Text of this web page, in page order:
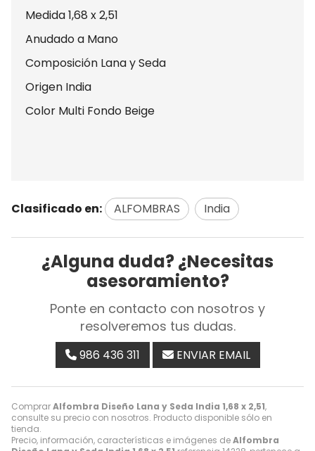
ComprarAlfombra Diseño Lana y Seda India 1,68 x 2,51,
consulte su precio con nosotros. Producto disponible sólo en
tienda.
Precio, información, características e imágenes deAlfombra
Medida 1,68 x 2,51
Anudado a Mano
Composición Lana y Seda
Origen India
Color Multi Fondo Beige
Clasificado en: ALFOMBRAS India
¿Alguna duda? ¿Necesitas
asesoramiento?
Ponte en contacto con nosotros y
resolveremos tus dudas.
986 436 311 ENVIAR EMAIL